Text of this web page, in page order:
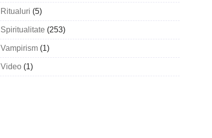
Ritualuri (5)
Spiritualitate (253)
Vampirism (1)
Video (1)